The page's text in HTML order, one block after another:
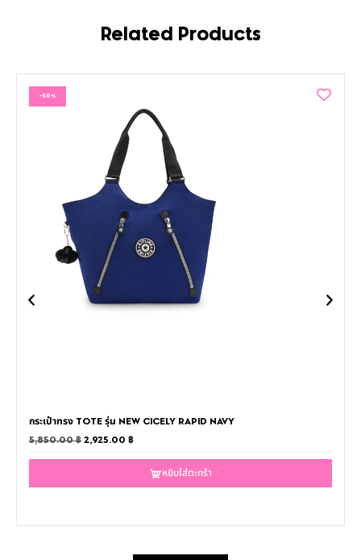
Related Products
-50%
กระเป๋าทรง TOTE รุ่น NEW CICELY RAPID NAVY
5,850.00฿ 2,925.00 ฿
หยิบใส่ตะกร้า